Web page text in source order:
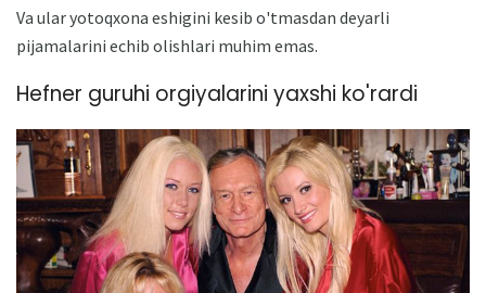
Va ular yotoqxona eshigini kesib o'tmasdan deyarli
pijamalarini echib olishlari muhim emas.
Hefner guruhi orgiyalarini yaxshi ko'rardi